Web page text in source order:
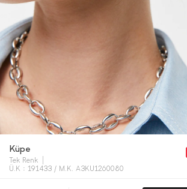
Küpe
Tek Renk
Ü.K : 191433 / M.K. A3KU1260080